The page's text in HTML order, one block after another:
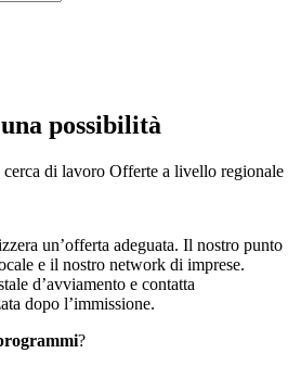
possibilità
cerca di lavoro Offerte a livello regionale
un’offerta adeguata. Il nostro punto
e il nostro network di imprese.
d’avviamento e contatta
dopo l’immissione.
?